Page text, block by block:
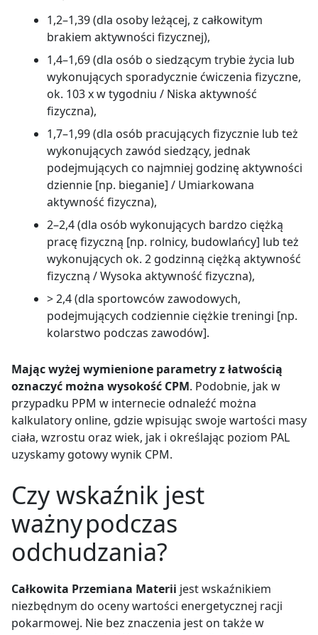
1,2–1,39 (dla osoby leżącej, z całkowitym
brakiem aktywności fizycznej),
1,4–1,69 (dla osób o siedzącym trybie życia lub
wykonujących sporadycznie ćwiczenia fizyczne,
ok. 103 x w tygodniu / Niska aktywność
fizyczna),
1,7–1,99 (dla osób pracujących fizycznie lub też
wykonujących zawód siedzący, jednak
podejmujących co najmniej godzinę aktywności
dziennie [np. bieganie] / Umiarkowana
aktywność fizyczna),
2–2,4 (dla osób wykonujących bardzo ciężką
pracę fizyczną [np. rolnicy, budowlańcy] lub też
wykonujących ok. 2 godzinną ciężką aktywność
fizyczną / Wysoka aktywność fizyczna),
> 2,4 (dla sportowców zawodowych,
podejmujących codziennie ciężkie treningi [np.
kolarstwo podczas zawodów].
Mając wyżej wymienione parametry z łatwością
oznaczyć można wysokość CPM. Podobnie, jak w
przypadku PPM w internecie odnaleźć można
kalkulatory online, gdzie wpisując swoje wartości masy
ciała, wzrostu oraz wiek, jak i określając poziom PAL
uzyskamy gotowy wynik CPM.
Czy wskaźnik jest
ważnypodczas
odchudzania?
Całkowita Przemiana Materii jest wskaźnikiem
niezbędnym do oceny wartości energetycznej racji
pokarmowej. Nie bez znaczenia jest on także w